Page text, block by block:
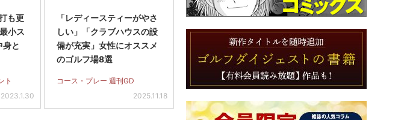
も更
小ス
身と
ト
2023.1.30
「レディースティーがやさ
しい」「クラブハウスの設
備が充実」女性にオススメ
のゴルフ場8選
コース・プレー 週刊GD
2025.11.18